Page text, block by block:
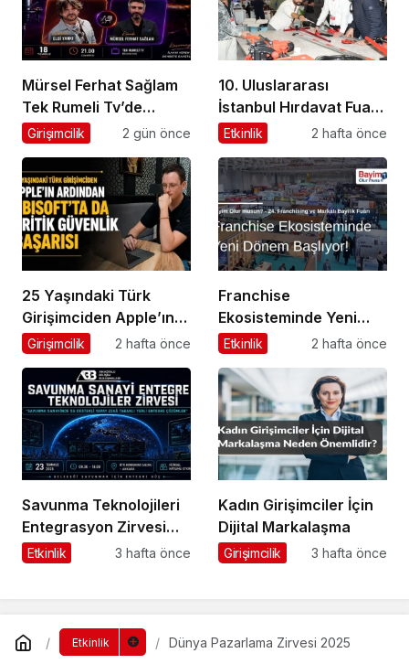
Mürsel Ferhat Sağlam
Tek Rumeli Tv’de
Marka Atölyesi
Oldu
Girişimcilik 2 gün önce
10. Uluslararası
İstanbul Hırdavat Fuarı,
Küresel Ticaretin Yeni
Hazırlanıyor
Etkinlik 2 hafta önce
25 Yaşındaki Türk
Girişimciden Apple’ın
Ardından Ubisoft
Girişimcilik 2 hafta önce
Franchise
Ekosisteminde Yeni
Dönem Başlıyor: Bayim
2026 İçin Geri Sayım!
Etkinlik 2 hafta önce
Savunma Teknolojileri
Entegrasyon Zirvesi
Ankara’da
Etkinlik 3 hafta önce
Kadın Girişimciler İçin
Dijital Markalaşma
Girişimcilik 3 hafta önce
Etkinlik Dünya Pazarlama Zirvesi 2025